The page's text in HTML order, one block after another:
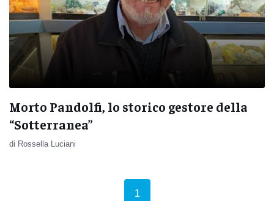
Morto Pandolfi, lo storico gestore della
“Sotterranea”
di Rossella Luciani
1